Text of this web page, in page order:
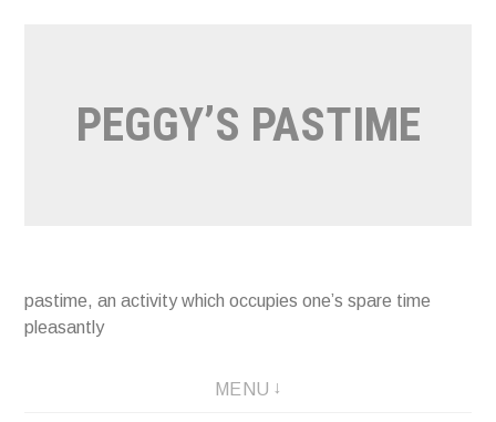
springenPEGGY’S PASTIME
pastime, an activity which occupies one’s spare time
pleasantly
MENU